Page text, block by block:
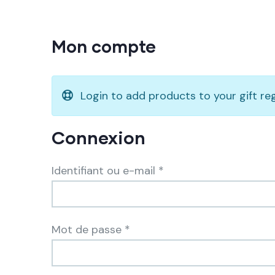
Mon compte
Login to add products to your gift
Connexion
Identifiant ou e-mail *
Mot de passe *